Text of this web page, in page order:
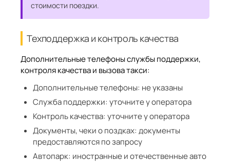
стоимости поездки.
Техподдержка и контроль качества
Дополнительные телефоны службы поддержки,
контроля качества и вызова такси:
Дополнительные телефоны: не указаны
Служба поддержки: уточните у оператора
Контроль качества: уточните у оператора
Документы, чеки о поздках: документы
предоставляются по запросу
Автопарк: иностранные и отечественные авто